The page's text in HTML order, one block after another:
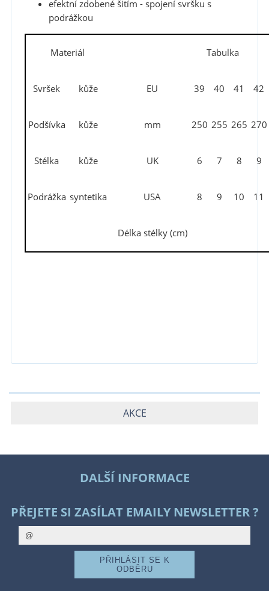
efektní zdobené šitím - spojení svršku s
podrážkou
Materiál Tabulka
Svršek kůže EU 39 40 41 42
Podšívka kůže mm 250 255 265 270
Stélka kůže UK 6 7 8 9
Podrážka syntetika USA 8 9 10 11
Délka stélky (cm)
AKCE
DALŠÍ INFORMACE
PŘEJETE SI ZASÍLAT EMAILY NEWSLETTER ?